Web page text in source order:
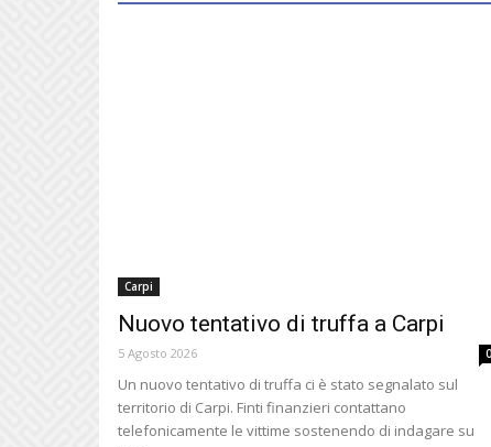
Carpi
Nuovo tentativo di truffa a Carpi
5 Agosto 2026 0
Un nuovo tentativo di truffa ci è stato segnalato sul
territorio di Carpi. Finti finanzieri contattano
telefonicamente le vittime sostenendo di indagare su